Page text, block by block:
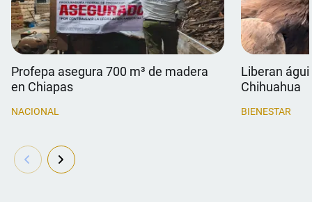
Profepa asegura 700 m³ de madera
en Chiapas
NACIONAL
Liberan
Chihuahua
BIENESTAR